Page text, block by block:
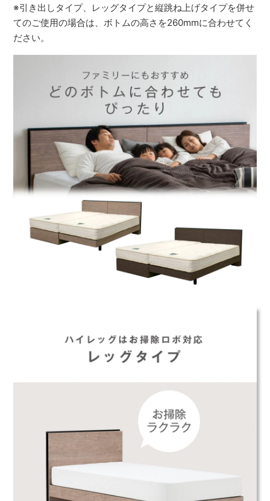
※引き出しタイプ、レッグタイプと縦跳ね上げタイプを併せ
てのご使用の場合は、ボトムの高さを260mmに合わせてく
ださい。